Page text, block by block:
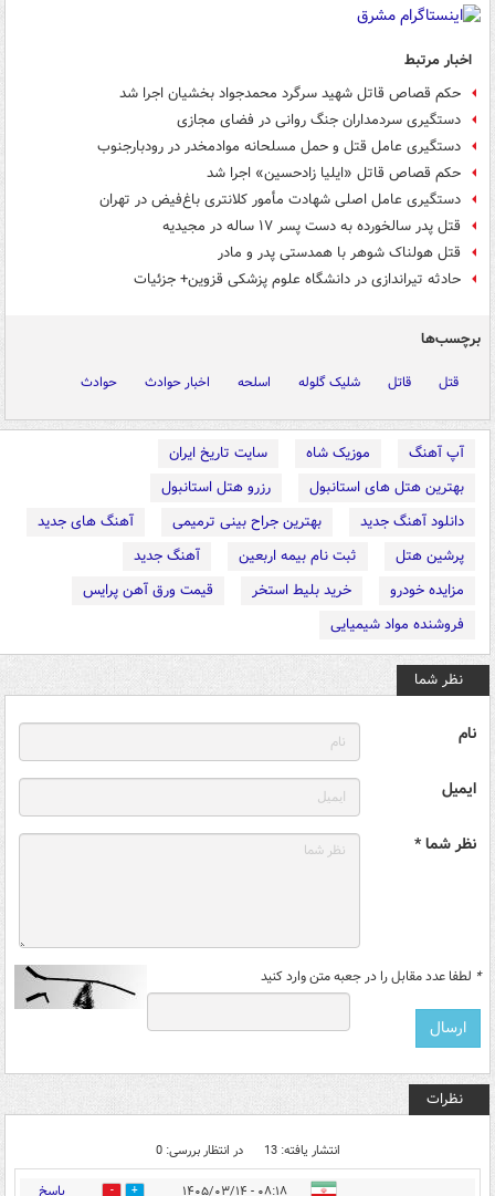
اخبار مرتبط
حکم قصاص قاتل شهید سرگرد محمدجواد بخشیان اجرا شد
دستگیری سردمداران جنگ روانی در فضای مجازی
دستگیری عامل قتل و حمل مسلحانه موادمخدر در رودبارجنوب
حکم قصاص قاتل «ایلیا زادحسین» اجرا شد
دستگیری عامل اصلی شهادت مأمور کلانتری باغ‌فیض در تهران
قتل پدر سالخورده به دست پسر ۱۷ ساله در مجیدیه
قتل هولناک شوهر با همدستی پدر و مادر
حادثه تیراندازی در دانشگاه علوم پزشکی قزوین+ جزئیات
برچسب‌ها
قتل قاتل شلیک گلوله اسلحه اخبار حوادث حوادث
آپ آهنگ موزیک شاه
سایت تاریخ ایران
بهترین هتل های استانبول
رزرو هتل استانبول
دانلود آهنگ جدید
بهترین جراح بینی ترمیمی
آهنگ های جدید
پرشین هتل
ثبت نام بیمه اربعین
آهنگ جدید
مزایده خودرو
خرید بلیط استخر
قیمت ورق آهن پرایس
فروشنده مواد شیمیایی
نظر شما
نام
ایمیل
نظر شما *
* لطفا عدد مقابل را در جعبه متن وارد کنید
نظرات
انتشار یافته: 13 در انتظار بررسی: 0
۰۸:۱۸ - ۱۴۰۵/۰۳/۱۴ 6 پاسخ